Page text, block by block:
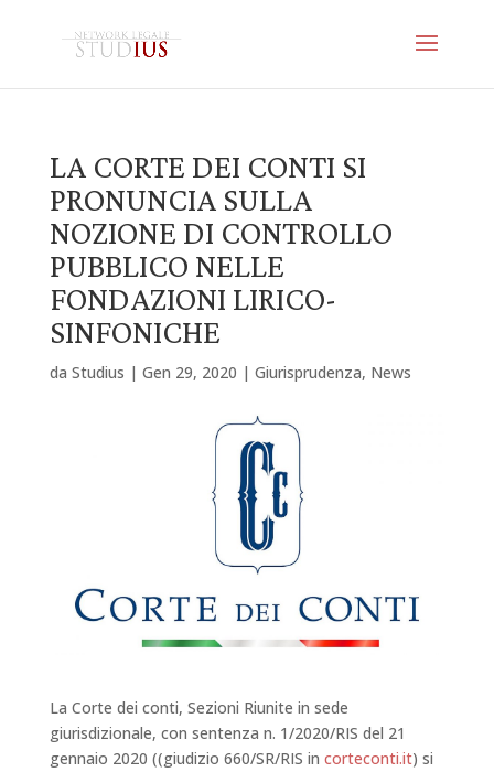
LA CORTE DEI CONTI SI
PRONUNCIA SULLA
NOZIONE DI CONTROLLO
PUBBLICO NELLE
FONDAZIONI LIRICO-
SINFONICHE
da Studius | Gen 29, 2020 | Giurisprudenza, News
La Corte dei conti, Sezioni Riunite in sede
giurisdizionale, con sentenza n. 1/2020/RIS del 21
gennaio 2020 ((giudizio 660/SR/RIS in corteconti.it) si